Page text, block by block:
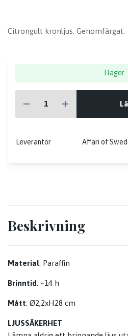
Citrongult kronljus. Genomfärgat.
I lager
Leverantör Affari of
Beskrivning
Material: Paraffin
Brinntid: ~14 h
Mått: Ø2,2xH28 cm
LJUSSÄKERHET